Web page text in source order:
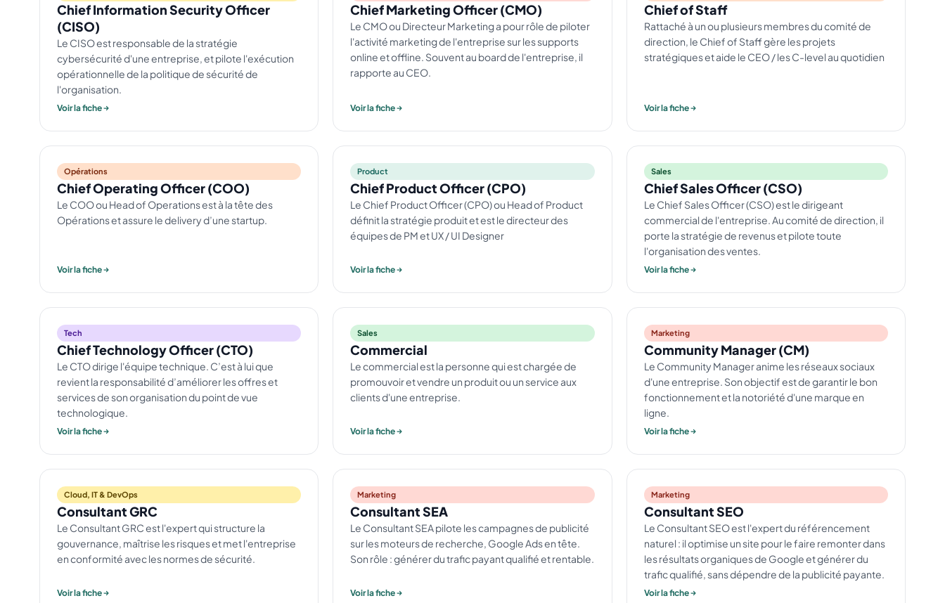
Chief Information Security Officer
(CISO)
Le CISO est responsable de la stratégie
cybersécurité d'une entreprise, et pilote l'exécution
opérationnelle de la politique de sécurité de
l'organisation.
Voir la fiche
Chief Marketing Officer (CMO)
Le CMO ou Directeur Marketing a pour rôle de piloter
l'activité marketing de l'entreprise sur les supports
online et offline. Souvent au board de l'entreprise, il
rapporte au CEO.
Voir la fiche
Chief of Staff
Rattaché à un ou plusieurs membres du comité de
direction, le Chief of Staff gère les projets
stratégiques et aide le CEO / les C-level au quotidien
Voir la fiche
Opérations
Chief Operating Officer (COO)
Le COO ou Head of Operations est à la tête des
Opérations et assure le delivery d’une startup.
Voir la fiche
Product
Chief Product Officer (CPO)
Le Chief Product Officer (CPO) ou Head of Product
définit la stratégie produit et est le directeur des
équipes de PM et UX / UI Designer
Voir la fiche
Sales
Chief Sales Officer (CSO)
Le Chief Sales Officer (CSO) est le dirigeant
commercial de l'entreprise. Au comité de direction, il
porte la stratégie de revenus et pilote toute
l'organisation des ventes.
Voir la fiche
Tech
Chief Technology Officer (CTO)
Le CTO dirige l'équipe technique. C’est à lui que
revient la responsabilité d’améliorer les offres et
services de son organisation du point de vue
technologique.
Voir la fiche
Sales
Commercial
Le commercial est la personne qui est chargée de
promouvoir et vendre un produit ou un service aux
clients d'une entreprise.
Voir la fiche
Marketing
Community Manager (CM)
Le Community Manager anime les réseaux sociaux
d'une entreprise. Son objectif est de garantir le bon
fonctionnement et la notoriété d'une marque en
ligne.
Voir la fiche
Cloud, IT & DevOps
Consultant GRC
Le Consultant GRC est l'expert qui structure la
gouvernance, maîtrise les risques et met l'entreprise
en conformité avec les normes de sécurité.
Voir la fiche
Marketing
Consultant SEA
Le Consultant SEA pilote les campagnes de publicité
sur les moteurs de recherche, Google Ads en tête.
Son rôle : générer du trafic payant qualifié et rentable.
Voir la fiche
Marketing
Consultant SEO
Le Consultant SEO est l'expert du référencement
naturel : il optimise un site pour le faire remonter dans
les résultats organiques de Google et générer du
trafic qualifié, sans dépendre de la publicité payante.
Voir la fiche